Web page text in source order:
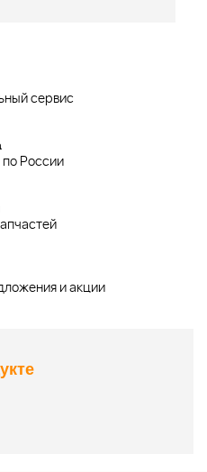
сервис
России
и акции